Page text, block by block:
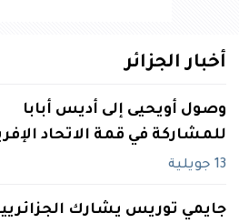
أخبار الجزائر
وصول أويحيى إلى أديس أبابا
للمشاركة في قمة الاتحاد
13 جويلية
جايمي توريس يشارك